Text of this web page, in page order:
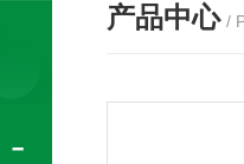
产品中心 /